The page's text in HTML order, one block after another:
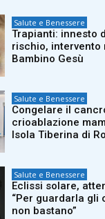
Salute e Benessere
Trapianti: innesto
rischio, intervento
Bambino Gesù
Salute e Benessere
Congelare il
crioablazione
Isola Tiberina di
Salute e Benessere
Eclissi solare,
“Per guardarla gli
non bastano”